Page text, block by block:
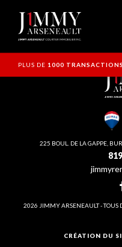
PLUS DE 1000 TRANSACTIONS
225 BOUL. DE LA GAPPE,
2026 JIMMY ARSENEAULT - TOUS
CRÉATION DU